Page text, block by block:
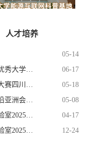
人才培养
05-14
06-17
05-18
05-08
04-17
12-24